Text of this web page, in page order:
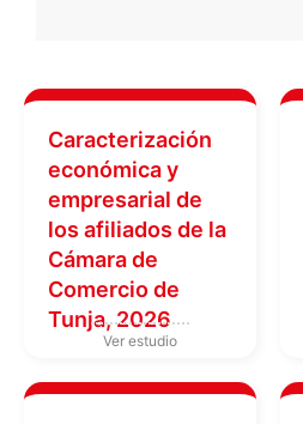
Caracterización
económica y
empresarial de
los afiliados de la
Cámara de
Comercio de
Tunja, 2026